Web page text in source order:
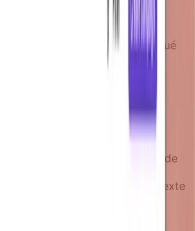
les campagnes de
les utilisateurs inactifs. Si
les emails récents ou marqué
il est retiré des futures
rester éligible pour les
il revient.
les mises à niveau et
ciblent les opportunités de
de compte. Ces
un timing précis et un contexte
insistantes ou non